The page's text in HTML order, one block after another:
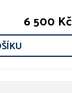
6 500 Kč